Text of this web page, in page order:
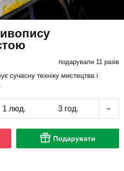
подарували 11 разів
сучасну техніку мистецтва і
1 люд. 3 год.
Подарувати